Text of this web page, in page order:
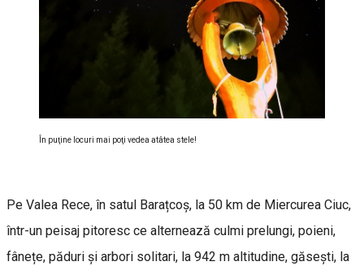
În puţine locuri mai poţi vedea atâtea stele!
Pe Valea Rece, în satul Barațcoș, la 50 km de Miercurea Ciuc,
într-un peisaj pitoresc ce alternează culmi prelungi, poieni,
fânețe, păduri și arbori solitari, la 942 m altitudine, găsești, la